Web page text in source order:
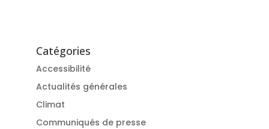
Catégories
Accessibilité
Actualités générales
Climat
Communiqués de presse